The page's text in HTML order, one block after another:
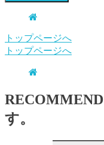
トップページへ
トップページへ
RECOMMEND
す。